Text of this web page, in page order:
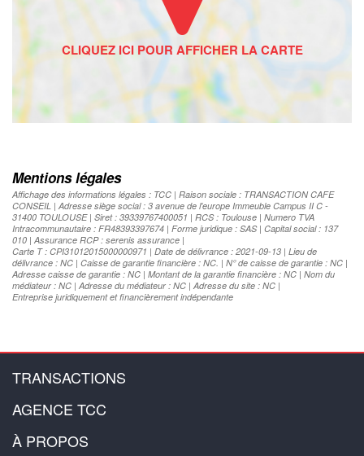
Mentions légales
Affichage des informations légales : TCC | Raison sociale : TRANSACTION CAFE
CONSEIL | Adresse siège social : 3 avenue de l'europe Immeuble Campus II C -
31400 TOULOUSE | Siret : 39339767400051 | RCS : Toulouse | Numero TVA
Intracommunautaire : FR48393397674 | Forme juridique : SAS | Capital social : 137
010 | Assurance RCP : serenis assurance |
Carte T : CPI31012015000000971 | Date de délivrance : 2021-09-13 | Lieu de
délivrance : NC | Caisse de garantie financière : NC. | N° de caisse de garantie : NC |
Adresse caisse de garantie : NC | Montant de la garantie financière : NC | Nom du
médiateur : NC | Adresse du médiateur : NC | Adresse du site : NC |
Entreprise juridiquement et financièrement indépendante
TRANSACTIONS
AGENCE TCC
À PROPOS